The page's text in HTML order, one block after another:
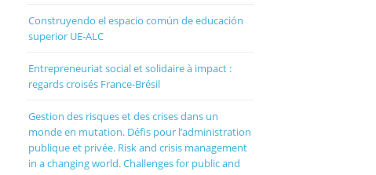
Construyendo el espacio común de educación
superior UE-ALC
Entrepreneuriat social et solidaire à impact :
regards croisés France-Brésil
Gestion des risques et des crises dans un
monde en mutation. Défis pour l’administration
publique et privée. Risk and crisis management
in a changing world. Challenges for public and